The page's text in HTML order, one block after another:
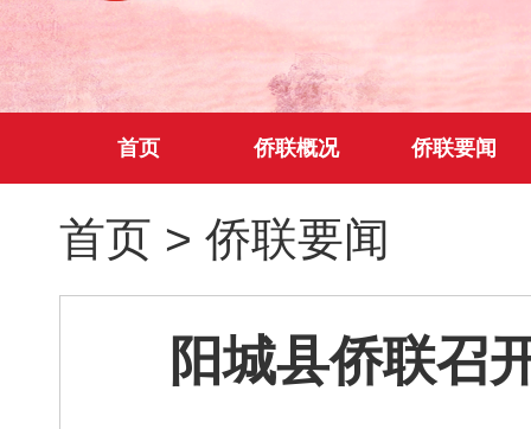
首页 侨联概况 侨联要闻
首页 > 侨联要闻
阳城县侨联召